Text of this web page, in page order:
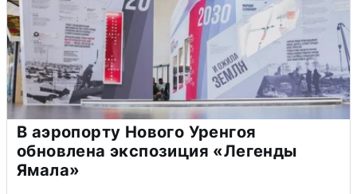
В аэропорту Нового Уренгоя
обновлена экспозиция «Легенды
Ямала»